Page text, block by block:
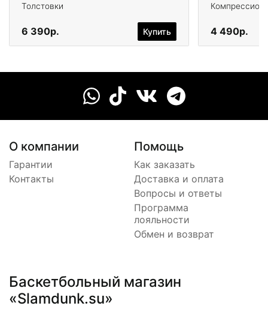
Толстовки
6 390р. Купить 4 490р.
О компании
Гарантии
Контакты
Помощь
Как заказать
Доставка и оплата
Вопросы и ответы
Программа
лояльности
Обмен и возврат
Баскетбольный магазин
«Slamdunk.su»